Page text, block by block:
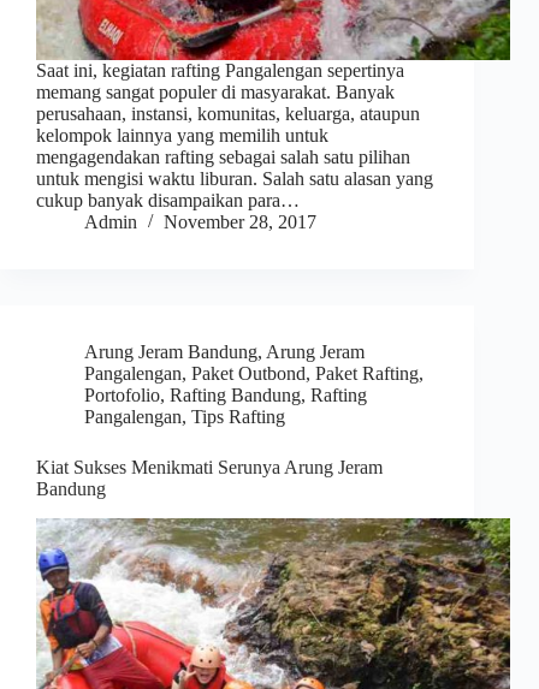
Saat ini, kegiatan rafting Pangalengan sepertinya
memang sangat populer di masyarakat. Banyak
perusahaan, instansi, komunitas, keluarga, ataupun
kelompok lainnya yang memilih untuk
mengagendakan rafting sebagai salah satu pilihan
untuk mengisi waktu liburan. Salah satu alasan yang
cukup banyak disampaikan para…
Admin
November 28, 2017
Arung Jeram Bandung, Arung Jeram
Pangalengan, Paket Outbond, Paket Rafting,
Portofolio, Rafting Bandung, Rafting
Pangalengan, Tips Rafting
Kiat Sukses Menikmati Serunya Arung Jeram
Bandung